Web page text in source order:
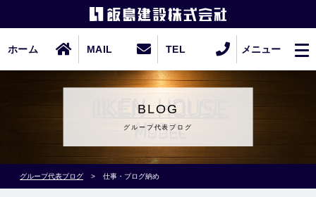
ホーム MAIL TEL メニュー
BLOG
グループ代表ブログ
グループ代表ブログ > 仕事・ブログ納め